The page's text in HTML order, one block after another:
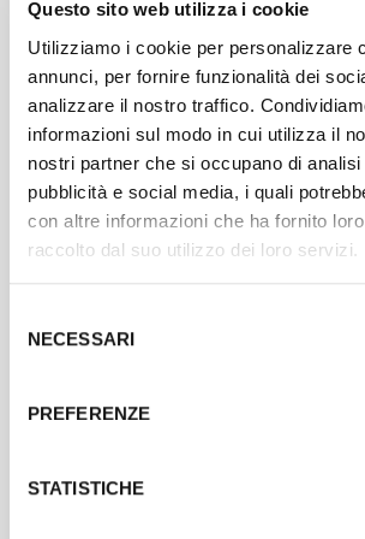
Questo sito web utilizza i cookie
Utilizziamo i cookie per personalizzare
annunci, per fornire funzionalità dei
analizzare il nostro traffico.
informazioni sul modo in cui utilizza il
nostri partner che si occupano di analisi
pubblicità e social media, i quali
con altre informazioni che ha fornito
raccolto dal suo utilizzo dei loro servizi.
delNECESSARI
PREFERENZE
STATISTICHE
E' stato realizzato il "GAG n. 2 -
ai cereali, i chicchi che stanno alla base
dell’alimentazione delle civiltà dal
popolazioni nomadi hanno scelto di
territorio e dedicarsi all’agricoltura.
Utilizza la newsletter e i social media
progetto e il concorso. Chiedi a tutta la